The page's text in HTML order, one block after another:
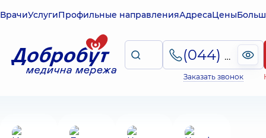
ВрачиУслугиПрофильные направленияАдресаЦены
(044) 495-2-888
Заказать звонок